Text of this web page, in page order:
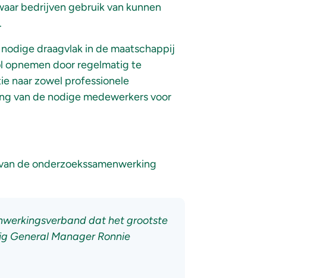
bedrijven gebruik van kunnen
draagvlak in de maatschappij
opnemen door regelmatig te
naar zowel professionele
van de nodige medewerkers voor
de onderzoekssamenwerking
dat het grootste
General Manager Ronnie